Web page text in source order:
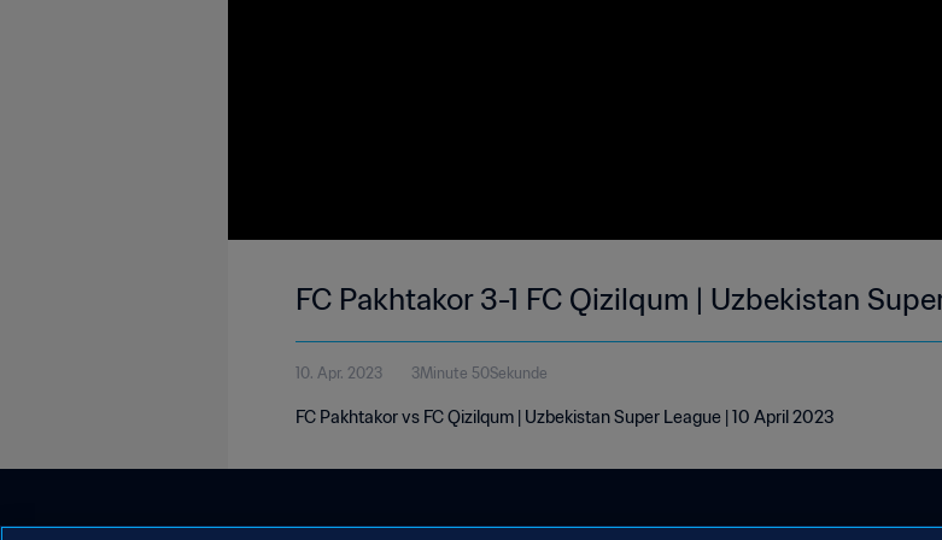
FC Pakhtakor 3-1 FC Qizilqum | Uzbekistan
10. Apr. 2023 3Minute 50Sekunde
FC Pakhtakor vs FC Qizilqum | Uzbekistan Super League | 10 April 2023